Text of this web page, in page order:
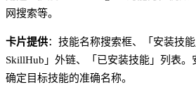
网搜索等。
卡片提供：技能名称搜索框、「安装技
SkillHub」外链、「已安装技能」列表。
确定目标技能的准确名称。